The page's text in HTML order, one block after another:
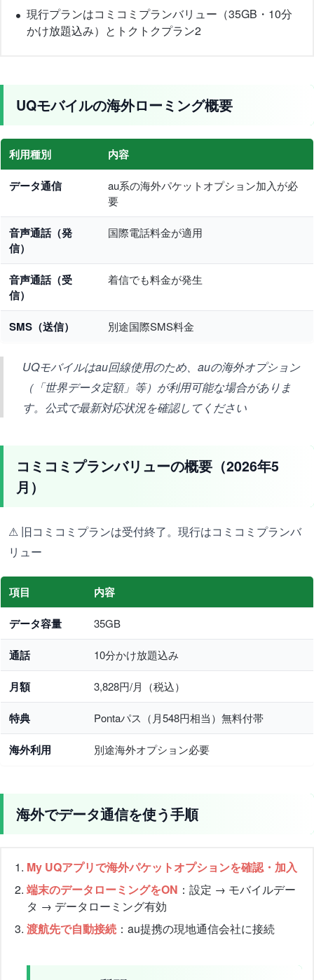
現行プランはコミコミプランバリュー（35GB・10分
かけ放題込み）とトクトクプラン2
UQモバイルの海外ローミング概要
利用種別 内容
データ通信
au系の海外パケットオプション加入が必
要
音声通話（発
信）
国際電話料金が適用
音声通話（受
信）
着信でも料金が発生
SMS（送信） 別途国際SMS料金
UQモバイルはau回線使用のため、auの海外オプション
（「世界データ定額」等）が利用可能な場合がありま
す。公式で最新対応状況を確認してください
コミコミプランバリューの概要（2026年5
月）
⚠ 旧コミコミプランは受付終了。現行はコミコミプランバ
リュー
項目 内容
データ容量 35GB
通話 10分かけ放題込み
月額 3,828円/月（税込）
特典 Pontaパス（月548円相当）無料付帯
海外利用 別途海外オプション必要
海外でデータ通信を使う手順
My UQアプリで海外パケットオプションを確認・加入
端末のデータローミングをON ：設定 → モバイルデー
タ → データローミング有効
渡航先で自動接続 ：au提携の現地通信会社に接続